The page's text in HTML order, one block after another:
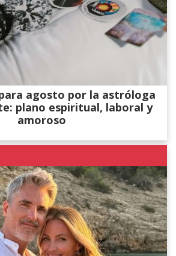
agosto por la astróloga
plano espiritual, laboral y
amoroso